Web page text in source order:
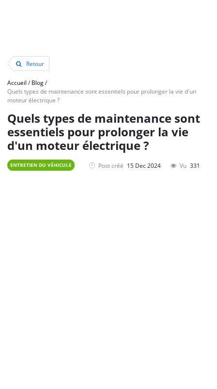
Retour
Accueil /Blog/
Quels types de maintenance sont essentiels pour prolonger la vie d'un
moteur électrique ?
Quels types de maintenance sont
essentiels pour prolonger la vie
d'un moteur électrique ?
ENTRETIEN DU VÉHICULE Post créé 15 Dec 2024 Vu 331